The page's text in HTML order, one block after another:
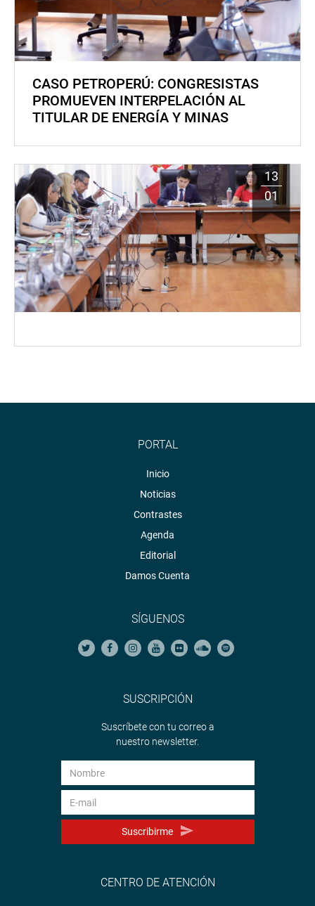
CASO PETROPERÚ: CONGRESISTAS
PROMUEVEN INTERPELACIÓN AL
TITULAR DE ENERGÍA Y MINAS
13
01
PORTAL
Inicio
Noticias
Contrastes
Agenda
Editorial
Damos Cuenta
SÍGUENOS
SUSCRIPCIÓN
Suscríbete con tu correo a
nuestro newsletter.
Suscribirme
CENTRO DE ATENCIÓN